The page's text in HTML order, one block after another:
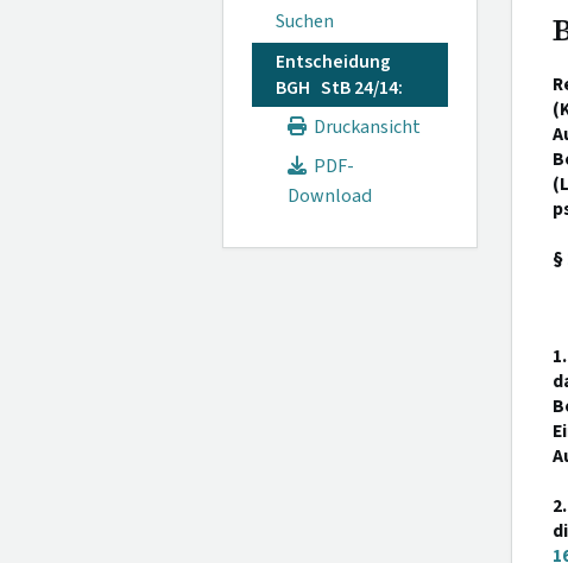
Suchen
Entscheidung
BGH StB 24/14:
Druckansicht
PDF-
Download
§